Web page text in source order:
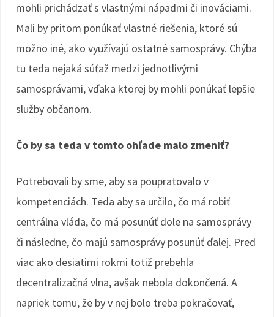
mohli prichádzať s vlastnými nápadmi či inováciami.
Mali by pritom ponúkať vlastné riešenia, ktoré sú
možno iné, ako využívajú ostatné samosprávy. Chýba
tu teda nejaká súťaž medzi jednotlivými
samosprávami, vďaka ktorej by mohli ponúkať lepšie
služby občanom.
Čo by sa teda v tomto ohľade malo zmeniť?
Potrebovali by sme, aby sa poupratovalo v
kompetenciách. Teda aby sa určilo, čo má robiť
centrálna vláda, čo má posunúť dole na samosprávy
či následne, čo majú samosprávy posunúť ďalej. Pred
viac ako desiatimi rokmi totiž prebehla
decentralizačná vlna, avšak nebola dokončená. A
napriek tomu, že by v nej bolo treba pokračovať,